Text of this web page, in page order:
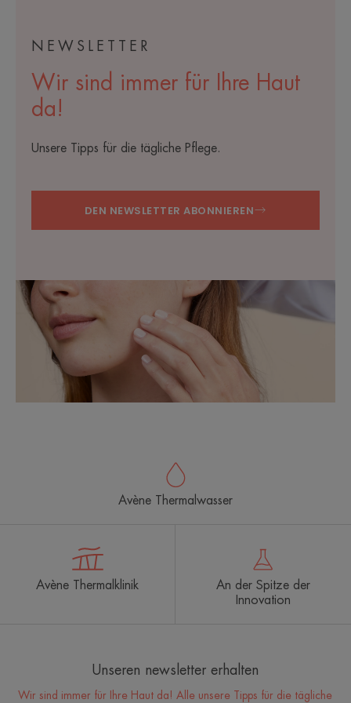
NEWSLETTER
Wir sind immer für Ihre Haut
da!
Unsere Tipps für die tägliche Pflege.
DEN NEWSLETTER ABONNIEREN
Avène Thermalwasser
Avène Thermalklinik
An der Spitze der
Innovation
Unseren newsletter erhalten
Wir sind immer für Ihre Haut da! Alle unsere Tipps für die tägliche